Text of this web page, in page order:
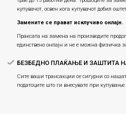
купувачот, освен кога купувачот добил
Замените се прават исклучиво онлајн.
Праксата на замена на производите
единствено онлајн и не е можна физичка
БЕЗБЕДНО ПЛАЌАЊЕ И ЗАШТИТА
Сите ваши трансакции се сигурни со
податоците што ги внесувате при купување.